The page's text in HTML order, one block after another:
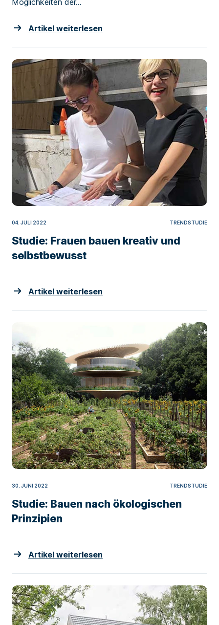
Möglichkeiten der...
Artikel weiterlesen
04. JULI 2022 TRENDSTUDIE
Studie: Frauen bauen kreativ und
selbstbewusst
Artikel weiterlesen
30. JUNI 2022 TRENDSTUDIE
Studie: Bauen nach ökologischen
Prinzipien
Artikel weiterlesen